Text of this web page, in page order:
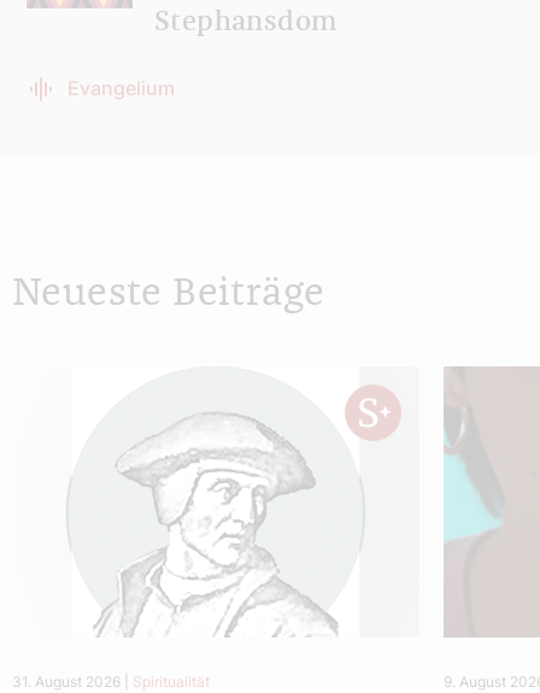
Stephansdom
Evangelium
Neueste Beiträge
31. August 2026 Spiritualität 9. August